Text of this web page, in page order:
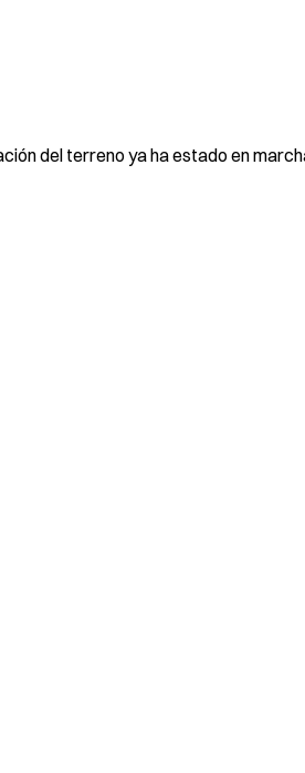
del terreno ya ha estado en